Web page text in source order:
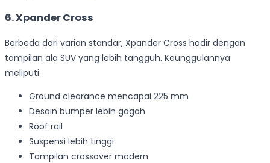
6. Xpander Cross
Berbeda dari varian standar, Xpander Cross hadir dengan
tampilan ala SUV yang lebih tangguh. Keunggulannya
meliputi:
Ground clearance mencapai 225 mm
Desain bumper lebih gagah
Roof rail
Suspensi lebih tinggi
Tampilan crossover modern